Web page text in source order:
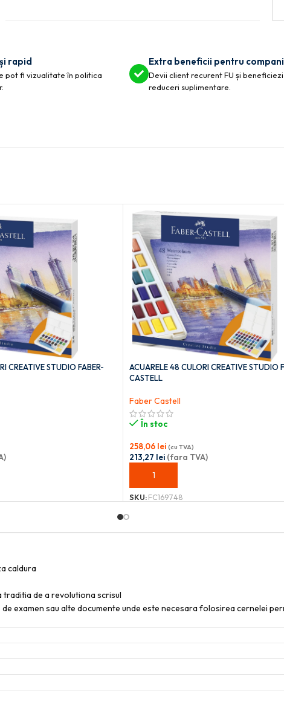
rapid
pot fi vizualitate în politica
Extra beneficii pentru
Devii client recurent FU și
reduceri suplimentare.
CREATIVE STUDIO FABER-
ACUARELE 48 CULORI CREATIVE STUDIO
CASTELL
Faber Castell
În stoc
258,06 lei (cu TVA)
213,27 lei (fara TVA)
ADAUGĂ ÎN COȘ
SKU:FC169748
caldura
traditia de a revolutiona scrisul
examen sau alte documente unde este necesara folosirea cernelei